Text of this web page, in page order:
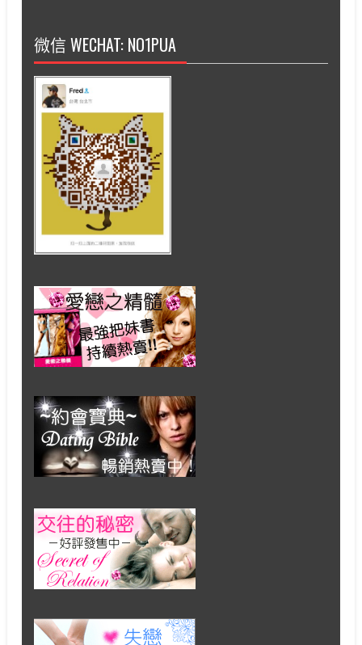
微信 WECHAT: NO1PUA